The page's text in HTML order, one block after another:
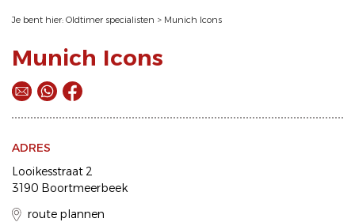
Je bent hier: Oldtimer specialisten > Munich Icons
Munich Icons
ADRES
Looikesstraat 2
3190 Boortmeerbeek
route plannen